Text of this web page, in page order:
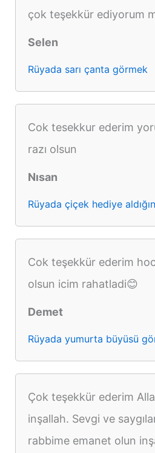
çok teşekkür ediyorum
Selen
Rüyada sarı çanta görmek
Cok tesekkur ederim
razı olsun
Nısan
Rüyada çiçek hediye
Cok teşekkür ederim
olsun icim rahatladi😊
Demet
Rüyada yumurta büyüsü
Çok teşekkür ederim
inşallah. Sevgi ve
rabbime emanet olun